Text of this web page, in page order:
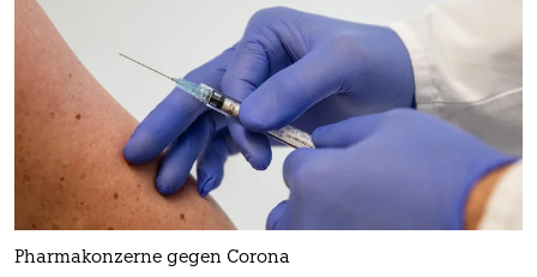
Pharmakonzerne gegen Corona